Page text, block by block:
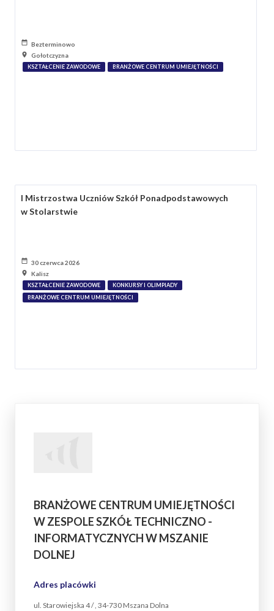
Bezterminowo
Gołotczyzna
KSZTAŁCENIE ZAWODOWE BRANŻOWE CENTRUM UMIEJĘTNOŚCI
I Mistrzostwa Uczniów Szkół Ponadpodstawowych
w Stolarstwie
30 czerwca 2026
Kalisz
KSZTAŁCENIE ZAWODOWE
KONKURSY I OLIMPIADY
BRANŻOWE CENTRUM UMIEJĘTNOŚCI
BRANŻOWE CENTRUM UMIEJĘTNOŚCI
W ZESPOLE SZKÓŁ TECHNICZNO -
INFORMATYCZNYCH W MSZANIE
DOLNEJ
Adres placówki
ul. Starowiejska 4 / , 34-730 Mszana Dolna